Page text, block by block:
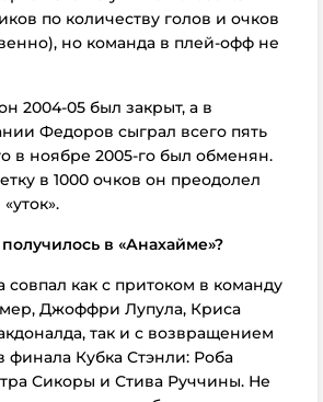
по количеству голов и очков
но команда в плей-офф не
2004-05 был закрыт, а в
Федоров сыграл всего пять
в ноябре 2005-го был обменян.
в 1000 очков он преодолел
в «Анахайме»?
как с притоком в команду
Джоффри Лупула, Криса
так и с возвращением
финала Кубка Стэнли: Роба
Сикоры и Стива Руччины. Не